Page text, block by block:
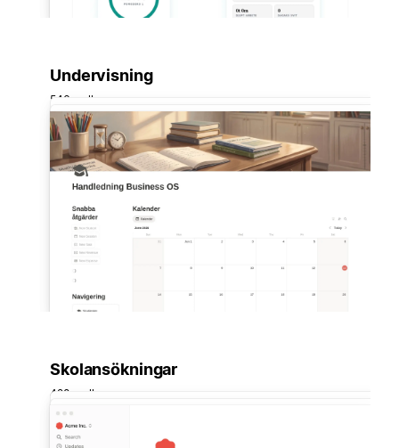
Undervisning
546 mallar
Skolansökningar
420 mallar